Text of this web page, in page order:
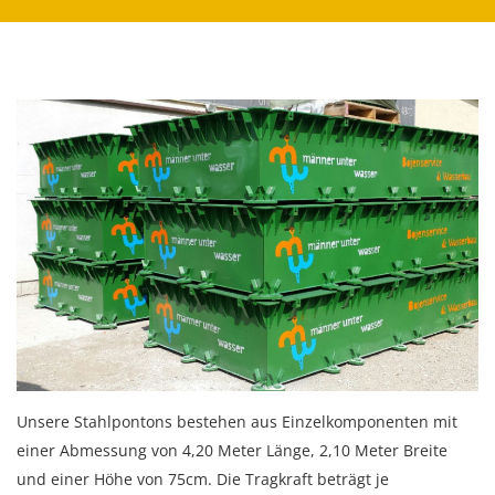
Unsere Stahlpontons bestehen aus Einzelkomponenten mit
einer Abmessung von 4,20 Meter Länge, 2,10 Meter Breite
und einer Höhe von 75cm. Die Tragkraft beträgt je